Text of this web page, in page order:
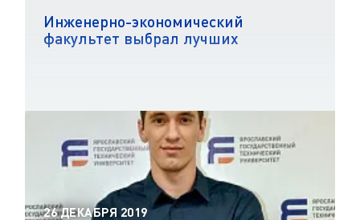
Инженерно-экономический
факультет выбрал лучших
26 ДЕКАБРЯ 2019